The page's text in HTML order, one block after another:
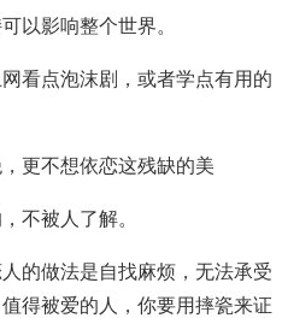
以影响整个世界。
看点泡沫剧，或者学点有用的
更不想依恋这残缺的美
不被人了解。
的做法是自找麻烦，无法承受
得被爱的人，你要用摔瓷来证